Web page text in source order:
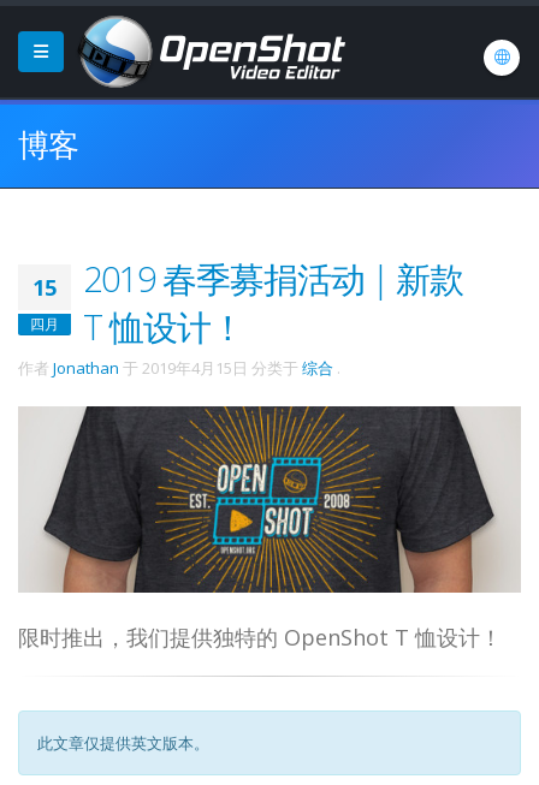
博客
15
四月
2019 春季募捐活动 | 新款
T 恤设计！
作者 Jonathan 于 2019年4月15日 分类于 综合 .
限时推出，我们提供独特的 OpenShot T 恤设计！
此文章仅提供英文版本。